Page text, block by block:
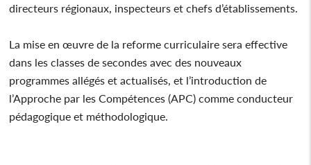
directeurs régionaux, inspecteurs et chefs d’établissements.
La mise en œuvre de la reforme curriculaire sera effective
dans les classes de secondes avec des nouveaux
programmes allégés et actualisés, et l’introduction de
l’Approche par les Compétences (APC) comme conducteur
pédagogique et méthodologique.